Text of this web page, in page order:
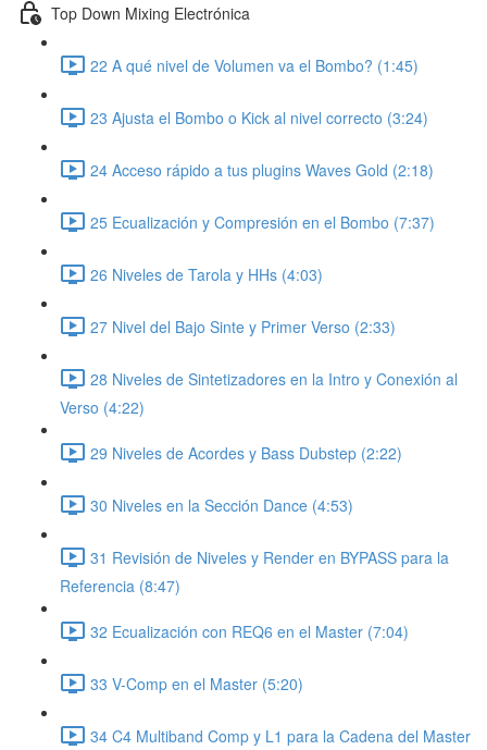
Top Down Mixing Electrónica
22 A qué nivel de Volumen va el Bombo? (1:45)
23 Ajusta el Bombo o Kick al nivel correcto (3:24)
24 Acceso rápido a tus plugins Waves Gold (2:18)
25 Ecualización y Compresión en el Bombo (7:37)
26 Niveles de Tarola y HHs (4:03)
27 Nivel del Bajo Sinte y Primer Verso (2:33)
28 Niveles de Sintetizadores en la Intro y Conexión al
Verso (4:22)
29 Niveles de Acordes y Bass Dubstep (2:22)
30 Niveles en la Sección Dance (4:53)
31 Revisión de Niveles y Render en BYPASS para la
Referencia (8:47)
32 Ecualización con REQ6 en el Master (7:04)
33 V-Comp en el Master (5:20)
34 C4 Multiband Comp y L1 para la Cadena del Master